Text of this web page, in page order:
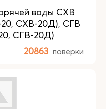
воды СХВ
СХВ-20Д), СГВ
СГВ-20Д)
20863 поверки